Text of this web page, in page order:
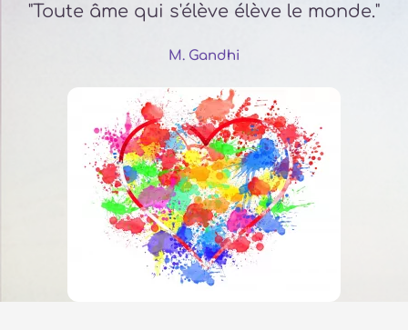
"Toute âme qui s'élève élève le monde."
M. Gandhi